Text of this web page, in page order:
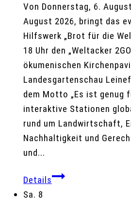
Von Donnerstag, 6.
August 2026, bringt das
Hilfswerk „Brot für die
18 Uhr den „Weltacker
ökumenischen
Landesgartenschau
dem Motto „Es ist genug
interaktive Stationen
rund um Landwirtschaft,
Nachhaltigkeit und
und...
Details
Sa. 8